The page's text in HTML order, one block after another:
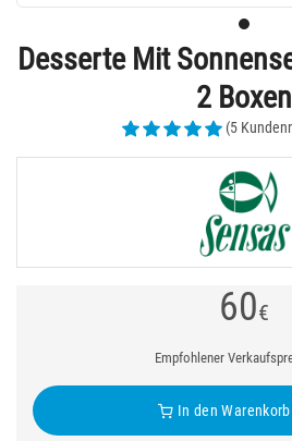
Desserte Mit
2 Boxen
(5
60€
Empfohlener
In den